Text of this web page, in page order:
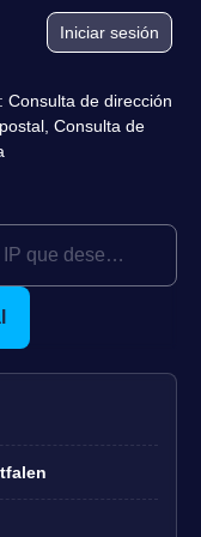
Iniciar sesión
Consulta de dirección
Consulta de